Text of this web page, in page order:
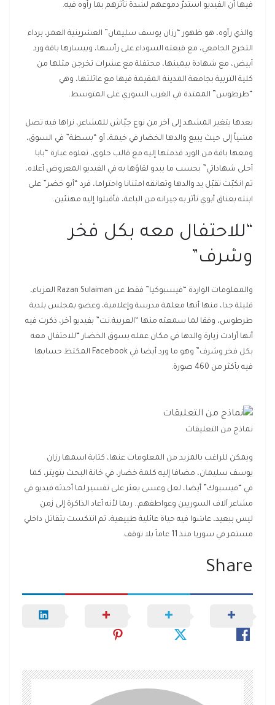
فيها أن الفيديو استدرّ دموعهم لشدة تأثرهم بما رأوه فيه.
والذي رأوه، هو ظهور “رزان يوسف سليمان” العشرينية العمر، برداء
التخرج الجامعي، مع قبعته السوداء على رأسها، وبيسارها باقة ورد
أبيض، مع شهادة بيمينها، محتفلة مع عشرات تخرجن مثلها من
كلية التربية بجامعة المدينة المقيمة فيها مع عائلتها، وهي
“طرطوس” الممتدة في الغرب السوري على المتوسط.
بعدها يتغير المشهد إلى آخر من نوع جيّاش للمشاعر، نراها فيه تصل
مشياً إلى حيث يبيع والدها الخضار في خيمة، أو “بسطة” في السوق،
ومعها باقة من الورد قدمتها إليه مع قالب حلوى، تعلوه عبارة “بابا
أحلى شهاداتي” بحسب ما يبدو لقاؤها به في الفيديو المعروض أعلاه،
ثم انكبّت تقبّل يد والدها وتعانقه امتنانا واحتراما، فرد “أبو خضر” على
ابنته بعناق أبوي تأثر به جيرانه من الباعة، فأقبلوا إليه مهنئين.
“للاحتفال معه بكل فخر
وشرف”
والمعلومات الواردة “فيسبوكيا” فقط عن Razan Sulaiman العزباء،
قليلة جدا، منها أنها معلمة مدرسة وإعلامية، وعضو بمجلس بلدية
طرطوس، وفقا لما سمعته منها “العربية.نت” بفيديو آخر، ذكرت فيه
أنها أرادت زيارة والدها في مكان عمله بسوق الخضار “للاحتفال معه
بكل فخر وشرف” وهو ما ورد أيضا في Facebook المكتظ حسابها
فيه بأكثر من 460 صورة.
نماذج من التعليقات
ويمكن للراغب بالمزيد من المعلومات عنها، كتابة اسمها رزان
يوسف سليمان، مضافا إليه كلمة خضار، في خانة البحث بتويتر، كما
في “فيسبوك” أيضا، لعل وعسى يعثر على تفسير لما أحدثه فيديو في
مشاعر آلاف السوريين وعواطفهم.. ربما لأنه أعاد الذاكرة إلى زمن
ليس ببعيد، عاشوا فيه حياة عائلية طبيعية، ثم انتكست بتقاتل داخلي
مستمر في سوريا منذ 11 عاماً بلا توقف.
Share